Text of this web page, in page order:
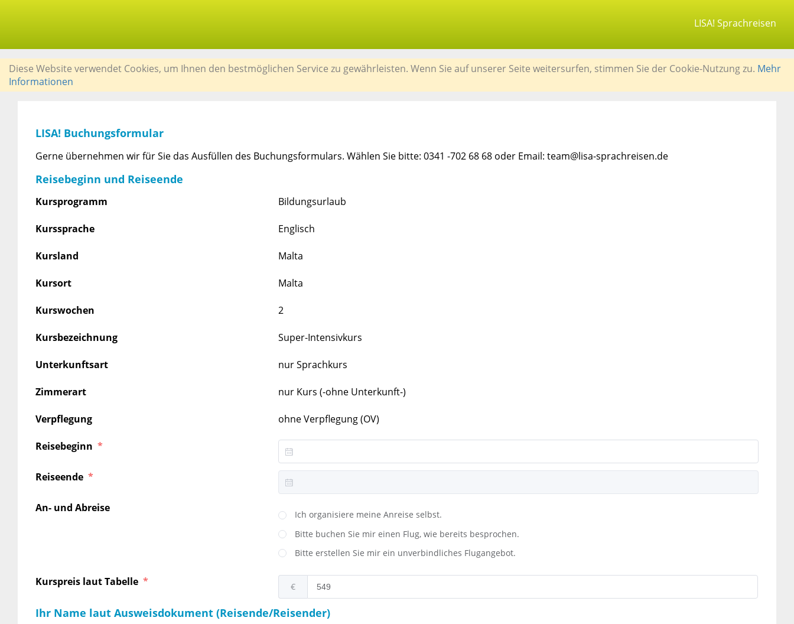
LISA! Sprachreisen
Diese Website verwendet Cookies, um Ihnen den bestmöglichen Service zu gewährleisten. Wenn Sie auf unserer Seite weitersurfen, stimmen Sie der Cookie-Nutzung zu. Mehr
Informationen
LISA! Buchungsformular
Gerne übernehmen wir für Sie das Ausfüllen des Buchungsformulars. Wählen Sie bitte: 0341 -702 68 68 oder Email: team@lisa-sprachreisen.de
Reisebeginn und Reiseende
Kursprogramm Bildungsurlaub
Kurssprache Englisch
Kursland Malta
Kursort Malta
Kurswochen 2
Kursbezeichnung Super-Intensivkurs
Unterkunftsart nur Sprachkurs
Zimmerart nur Kurs (-ohne Unterkunft-)
Verpflegung ohne Verpflegung (OV)
Reisebeginn
Reiseende
An- und Abreise
Ich organisiere meine Anreise selbst.
Bitte buchen Sie mir einen Flug, wie bereits besprochen.
Bitte erstellen Sie mir ein unverbindliches Flugangebot.
Kurspreis laut Tabelle €
Ihr Name laut Ausweisdokument (Reisende/Reisender)